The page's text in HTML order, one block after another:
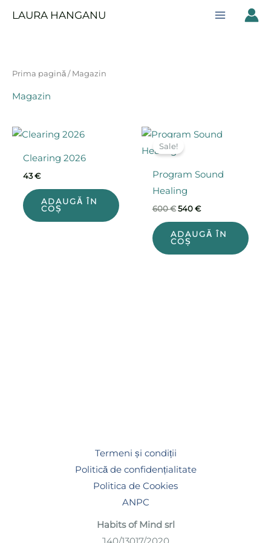
LAURA HANGANU
Prima pagină/ Magazin
Magazin
Clearing 2026
43€
ADAUGĂ ÎN
COȘ
Sale!
Program Sound
Healing
600€
Prețul
inițial
a
600 €.
540€
Prețul
ADAUGĂ ÎN
COȘ
Termeni și condiții
Politică de confidențialitate
Politica de Cookies
ANPC
Habits of Mind srl